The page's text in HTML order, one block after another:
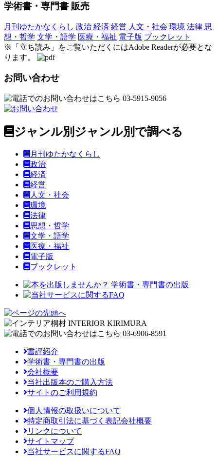
学術書・専門書 販売
月刊ゆたかなくらし 政治 経済 経営 人文・社会 環境 法律 思
想・哲学 文学・語学 医療・福祉 電子版 ブックレット
※
「立ち読み」をご覧いただくにはAdobe Readerが必要とな
ります。
お問い合わせ
ジャンル別 ジャンル別で調べる
月刊ゆたかなくらし
政治
経済
経営
人文・社会
環境
法律
思想・哲学
文学・語学
医療・福祉
電子版
ブックレット
書評紹介
学術書・専門書の出版
会社概要
当社出版本のご購入方法
サイトのご利用規約
個人情報の取扱いについて
特定商取引法に基づく表記会社概要
リンクについて
サイトマップ
当社サービスに関するFAQ